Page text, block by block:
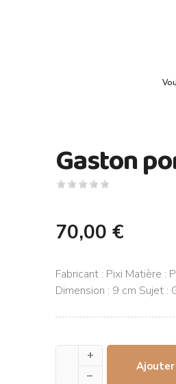
Gaston
70,00 €
Fabricant : Pixi Matière :
Dimension : 9 cm Sujet :
+
–
Ajouter